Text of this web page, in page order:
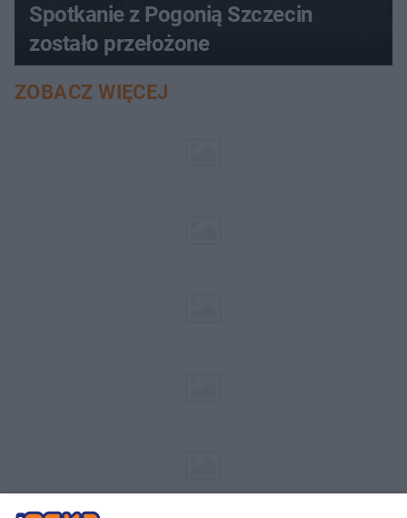
Spotkanie z Pogonią Szczecin
zostało przełożone
ZOBACZ WIĘCEJ